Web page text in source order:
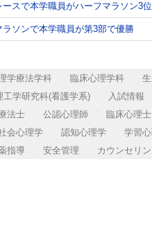
スで本学職員がハーフマラソン3
ソンで本学職員が第3部で優勝
学療法学科 臨床心理学科
工学研究科(看護学系) 入試情報
法士 公認心理師 臨床心理士
会心理学 認知心理学 学習
指導 安全管理 カウンセリ